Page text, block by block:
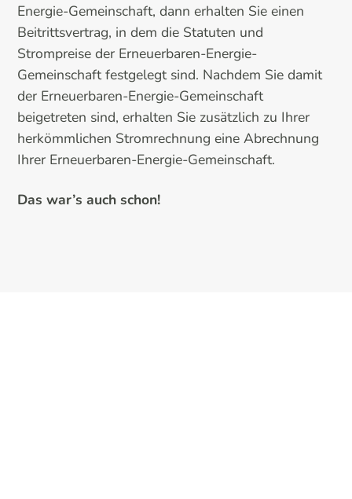
Energie-Gemeinschaft, dann erhalten Sie einen
Beitrittsvertrag, in dem die Statuten und
Strompreise der Erneuerbaren-Energie-
Gemeinschaft festgelegt sind. Nachdem Sie damit
der Erneuerbaren-Energie-Gemeinschaft
beigetreten sind, erhalten Sie zusätzlich zu Ihrer
herkömmlichen Stromrechnung eine Abrechnung
Ihrer Erneuerbaren-Energie-Gemeinschaft.
Das war’s auch schon!